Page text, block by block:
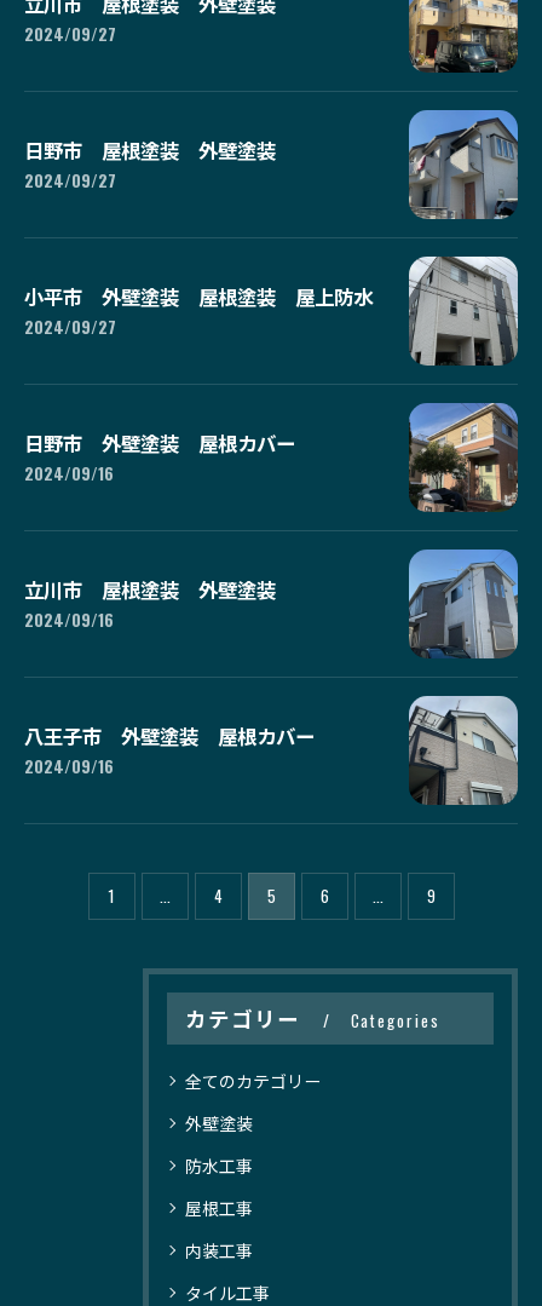
2024/09/27
日野市 屋根塗装 外壁塗装
2024/09/27
小平市 外壁塗装 屋根塗装 屋上防水
2024/09/27
日野市 外壁塗装 屋根カバー
2024/09/16
立川市 屋根塗装 外壁塗装
2024/09/16
八王子市 外壁塗装 屋根カバー
2024/09/16
1 ... 4 5 6 ... 9
カテゴリー Categories
全てのカテゴリー
外壁塗装
防水工事
屋根工事
内装工事
タイル工事